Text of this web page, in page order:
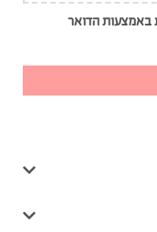
באמצעות הדואר